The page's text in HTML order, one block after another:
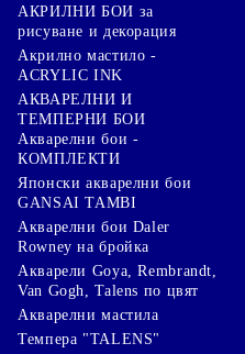
АКРИЛНИ БОИ за
рисуване и декорация
Акрилно мастило -
ACRYLIC INK
АКВАРЕЛНИ И
ТЕМПЕРНИ БОИ
Акварелни бои -
КОМПЛЕКТИ
Японски акварелни бои
GANSAI TAMBI
Акварелни бои Daler
Rowney на бройка
Акварели Goya, Rembrandt,
Van Gogh, Talens по цвят
Акварелни мастила
Темпера "TALENS"